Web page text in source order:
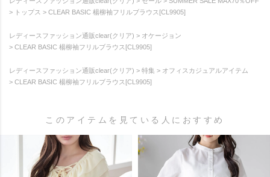
トップス
CLEAR BASIC 楊柳袖フリルブラウス[CL9905]
レディースファッション通販clear(クリア)
オケージョン
CLEAR BASIC 楊柳袖フリルブラウス[CL9905]
レディースファッション通販clear(クリア) 特集
オフィスカジュアルアイテム
CLEAR BASIC 楊柳袖フリルブラウス[CL9905]
このアイテムを見ている人におすすめ